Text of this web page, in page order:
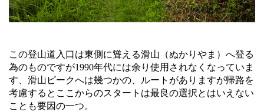
この登山道入口は東側に聳える滑山（ぬかりやま）へ登る
為のものですが1990年代には余り使用されなくなっていま
す、滑山ピークへは幾つかの、ルートがありますが帰路を
考慮するとここからのスタートは最良の選択とはいえない
ことも要因の一つ。